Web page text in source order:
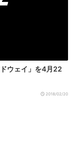
ウェイ」を4月22
2018/02/20